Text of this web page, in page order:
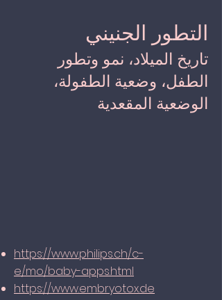
التطور الجنيني
الطفل، وضعية الطفولة،
الوضعية المقعدية
https://www.philips.ch/c-
e/mo/baby-apps.html
https://www.embryotox.de